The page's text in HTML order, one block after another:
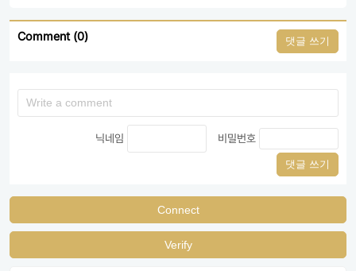
Comment (0) 댓글 쓰기
닉네임 비밀번호
댓글 쓰기
Connect
Verify